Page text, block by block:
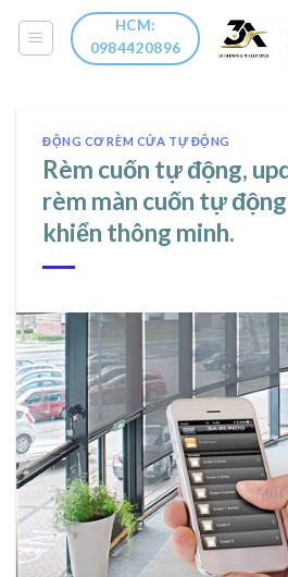
HCM:
0984420896
ĐỘNG CƠ RÈM CỬA TỰ ĐỘNG
Rèm cuốn tự động,
rèm màn cuốn tự
khiển thông minh.